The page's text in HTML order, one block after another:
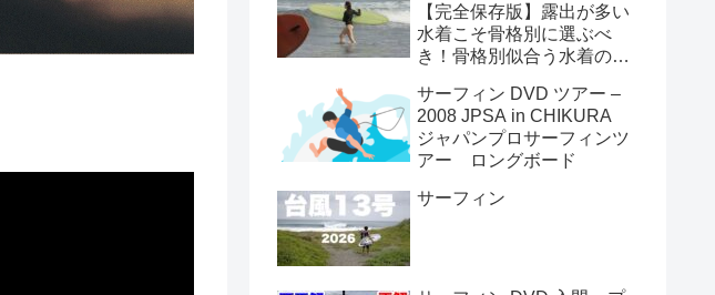
【完全保存版】露出が多い
水着こそ骨格別に選ぶべ
き！骨格別似合う水着の選
サーフィン DVD ツアー –
2008 JPSA in CHIKURA
ジャパンプロサーフィンツ
アー ロングボード
サーフィン